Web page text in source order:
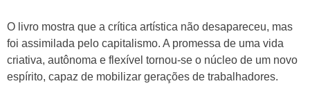
O livro mostra que a crítica artística não desapareceu, mas
foi assimilada pelo capitalismo. A promessa de uma vida
criativa, autônoma e flexível tornou-se o núcleo de um novo
espírito, capaz de mobilizar gerações de trabalhadores.